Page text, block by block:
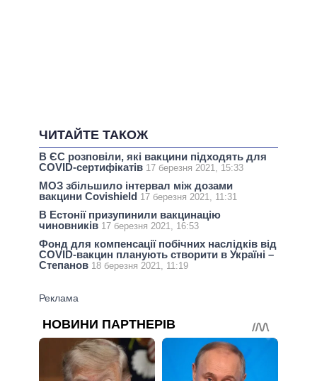
ЧИТАЙТЕ ТАКОЖ
В ЄС розповіли, які вакцини підходять для
COVID-сертифікатів 17 березня 2021, 15:33
МОЗ збільшило інтервал між дозами
вакцини Covishield 17 березня 2021, 11:31
В Естонії призупинили вакцинацію
чиновників 17 березня 2021, 16:53
Фонд для компенсації побічних наслідків від
СOVID-вакцин планують створити в Україні –
Степанов 18 березня 2021, 11:19